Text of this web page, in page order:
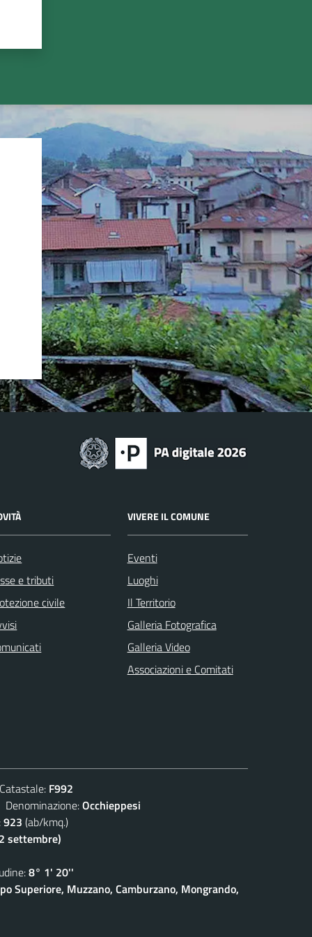
e tributi
civile
VIVERE IL COMUNE
Eventi
Luoghi
Il Territorio
Galleria Fotografica
Galleria Video
Associazioni e Comitati
F992
Denominazione:Occhieppesi
923 (ab/kmq.)
settembre)
8° 1' 20''
Superiore, Muzzano, Camburzano, Mongrando,